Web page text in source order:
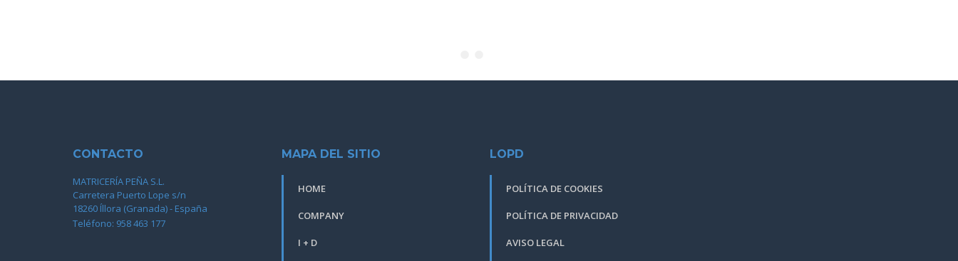
CONTACTO
MATRICERÍA PEÑA S.L.
Carretera Puerto Lope s/n
18260 Íllora (Granada) - España
Teléfono: 958 463 177
MAPA DEL SITIO
HOME
COMPANY
I + D
LOPD
POLÍTICA DE COOKIES
POLÍTICA DE PRIVACIDAD
AVISO LEGAL